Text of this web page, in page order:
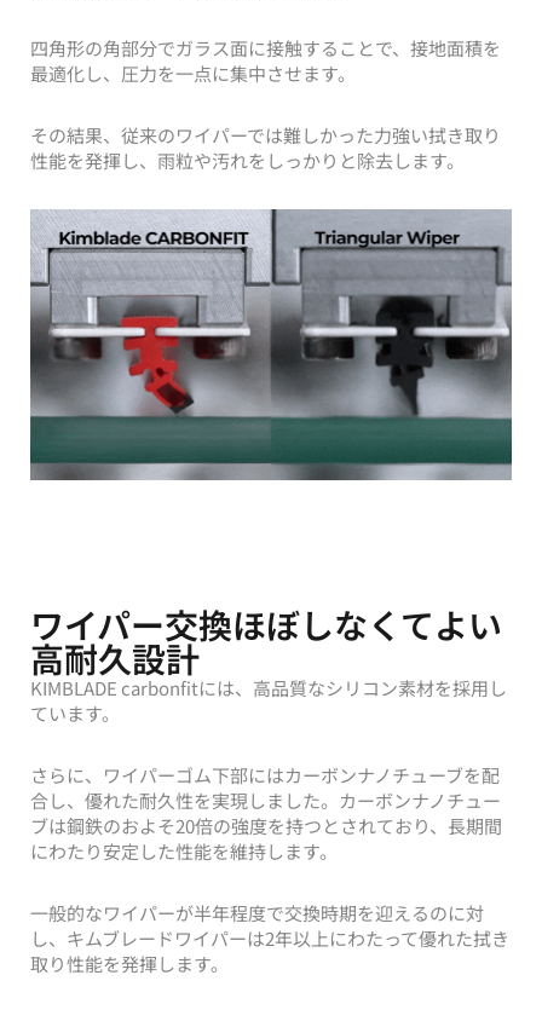
四角形の角部分でガラス面に接触することで、接地面積を
最適化し、圧力を一点に集中させます。
その結果、従来のワイパーでは難しかった力強い拭き取り
性能を発揮し、雨粒や汚れをしっかりと除去します。
ワイパー交換ほぼしなくてよい
高耐久設計
KIMBLADE carbonfitには、高品質なシリコン素材を採用し
ています。
さらに、ワイパーゴム下部にはカーボンナノチューブを配
合し、優れた耐久性を実現しました。カーボンナノチュー
ブは鋼鉄のおよそ20倍の強度を持つとされており、長期間
にわたり安定した性能を維持します。
一般的なワイパーが半年程度で交換時期を迎えるのに対
し、キムブレードワイパーは2年以上にわたって優れた拭き
取り性能を発揮します。